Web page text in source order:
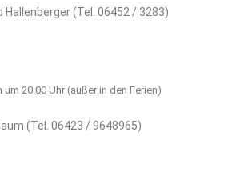
(Tel. 06452 / 3283)
20:00 Uhr (außer in den Ferien)
(Tel. 06423 / 9648965)